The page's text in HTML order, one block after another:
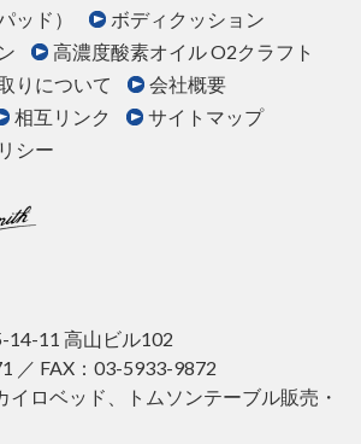
ッド）
ボディクッション
高濃度酸素オイル O2クラフト
りについて
会社概要
相互リンク
サイトマップ
シー
14-11 高山ビル102
／ FAX：03-5933-9872
イロベッド、トムソンテーブル販売・